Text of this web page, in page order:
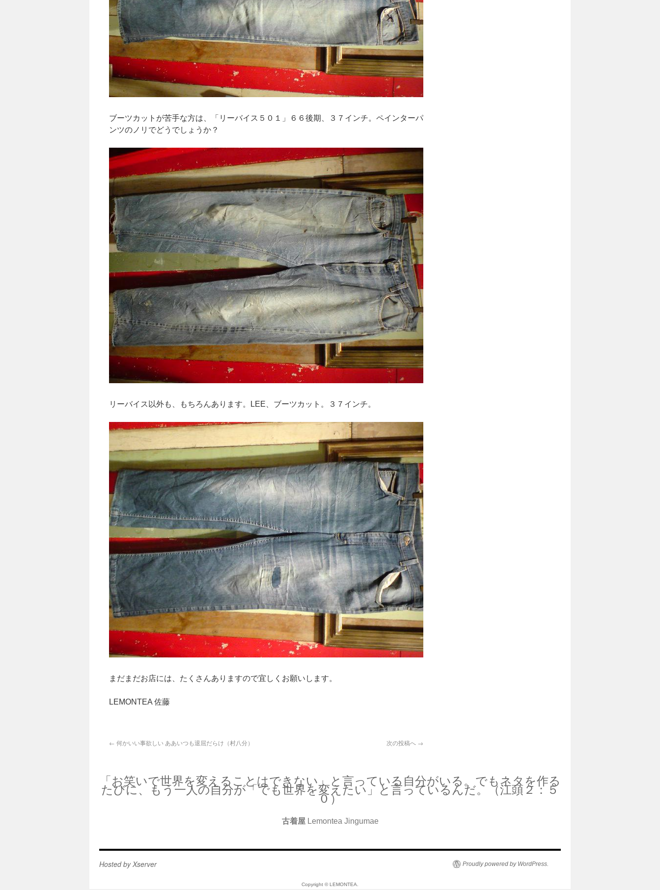
ブーツカットが苦手な方は、「リーバイス５０１」６６後期、３７インチ。ペインターパ
ンツのノリでどうでしょうか？
リーバイス以外も、もちろんあります。LEE、ブーツカット。３７インチ。
まだまだお店には、たくさんありますので宜しくお願いします。
LEMONTEA 佐藤
← 何かいい事欲しい ああいつも退屈だらけ（村八分） 次の投稿へ →
「お笑いで世界を変えることはできない」と言っている自分がいる。でもネタを作る
たびに、もう一人の自分が「でも世界を変えたい」と言っているんだ。（江頭２：５
０）
古着屋 Lemontea Jingumae
Hosted by Xserver Proudly powered by WordPress.
Copyright © LEMONTEA.